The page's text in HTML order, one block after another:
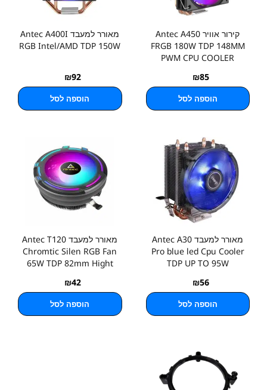
קירור אוויר Antec A450
FRGB 180W TDP 148MM
PWM CPU COOLER
₪85
הוספה לסל
מאורר למעבד Antec A400I
RGB Intel/AMD TDP 150W
₪92
הוספה לסל
מאורר למעבד Antec A30
Pro blue led Cpu Cooler
TDP UP TO 95W
₪56
הוספה לסל
מאורר למעבד Antec T120
Chromtic Silen RGB Fan
65W TDP 82mm Hight
₪42
הוספה לסל